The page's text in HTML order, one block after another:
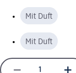
Mit Duft
Mit Duft